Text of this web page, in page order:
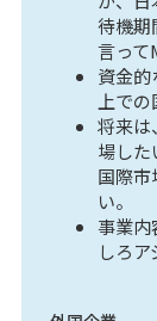
待機期
言って
資金的
上で
将来は
場した
国際
い。
事業内
しろ